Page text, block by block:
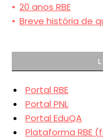
• 20 anos RBE
• Breve história de
Portal RBE
Portal PNL
Portal EduQA
Plataforma RBE